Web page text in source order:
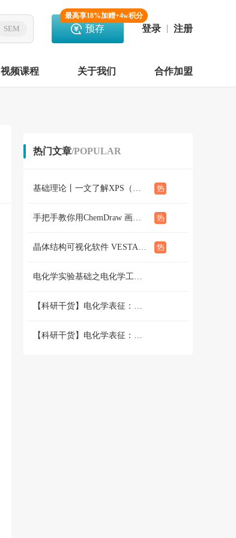
SEM
最高享18%加赠+4w积分
预存 登录 注册
视频课程 关于我们 合作加盟
热门文章/POPULAR
基础理论丨一文了解XPS（概念、定性定量分析、分析方法、谱线结构）
手把手教你用ChemDraw 画化学结构式：基础篇
晶体结构可视化软件 VESTA使用教程（下篇）
电化学实验基础之电化学工作站篇 （二）三电极和两电极体系的搭建 和测试
【科研干货】电化学表征：循环伏安法详解（上）
【科研干货】电化学表征：循环伏安法详解（下）